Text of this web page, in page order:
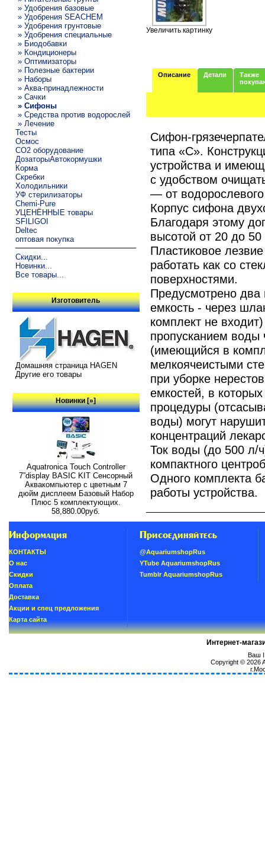
» Удобрения базовые
» Удобрения SEACHEM
» Удобрения грунтовые
» Удобрения специальные
» Биодобавки
» Кондиционеры
» Оптимизаторы
» Полезные бактерии
» Наборы
» Аква-принадлежности
» Сачки
» Сифоны
» Средства против водорослей
» Лечение
Тесты
Осмос
CO2 оборудование
ДозаторыАвтокормушки
Корма
Скребки
Холодильники
УФ стерилизаторы
Chemi-Pure
УЦЕНЁННЫЕ товары
SFILIGOI
Deltec
оптовая покупка
Скидки...
Новинки...
Все товары...
Изготовитель
Домашняя страница HAGEN
Другие его товары
Новинки [»]
Aquatronica Touch Controller
7”display BASIC KIT Сенсорный
Аквакомпьютер с цветным 7
дюйм дисплеем Базовый Набор
Плюс 5 комплектующих.
58,880.00руб.
Увеличить картинку
Описание Детали
Также
Сифон-
типа «С».
устройства и
с удобством
— от
Корпус сифона
Благодаря этому
высотой от 20 до
Пластиковое
работать как со
поверхностями.
Предусмотрено
емкость - через
комплект не
пропусканием воды
(имеющийся в
мелкоячеистыми
при уборке
емкостей, в
процедуры
воды) могут
концентраций
Ток воды (до 500 л/
компактного
Одного комплекта
работы устройства.
Информация
КОНТАКТЫ
О нас
Скидки
Oплатa
Доставка
Акции и спец предложения
Карта сайта
Присоединяйтесь
@AquariumshopRus
YTube AquariumshopRus
Tumblr AquariumshopRus
Интернет-
Ваш
Copyright © 2026